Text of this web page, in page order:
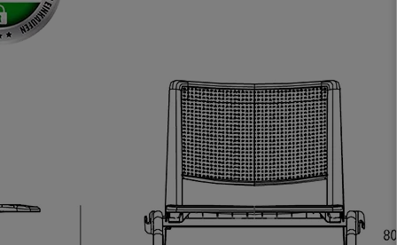
Körperbewegung an.
Klare Kaufempfehlung!